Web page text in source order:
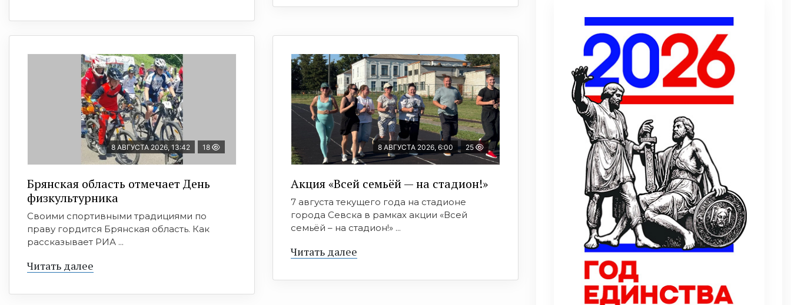
8 АВГУСТА 2026, 13:42 18
Брянская область отмечает День
физкультурника
Своими спортивными традициями по
праву гордится Брянская область. Как
рассказывает РИА ...
Читать далее
8 АВГУСТА 2026, 6:00 25
Акция «Всей семьёй — на стадион!»
7 августа текущего года на стадионе
города Севска в рамках акции «Всей
семьёй – на стадион!» ...
Читать далее